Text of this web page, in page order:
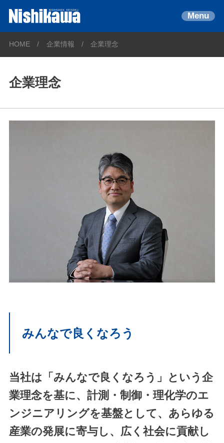
Menu
HOME 企業情報 企業理念
企業理念
みんなで良くなろう
当社は「みんなで良くなろう」という企
業理念を基に、計測・制御・理化学のエ
ンジニアリングを基盤として、あらゆる
産業の発展に寄与し、広く社会に貢献し